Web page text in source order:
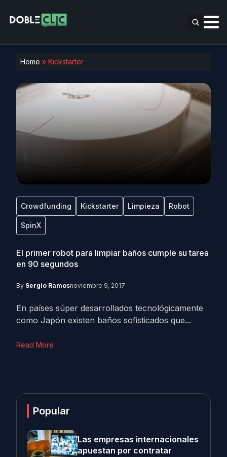
Home » Kickstarter
Crowdfunding Kickstarter Limpieza Robot
SpinX
El primer robot para limpiar baños cumple su tarea
en 90 segundos
By Sergio Ramosnoviembre 9, 2017
En países súper desarrollados tecnológicamente
como Japón existen baños sofisticados que...
Read More
Popular
Las empresas internacionales
apuestan por contratar